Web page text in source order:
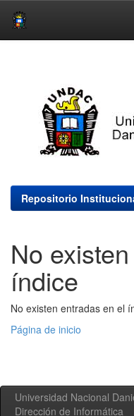
Repositorio
No
índice
No existen entradas en el
Página de inicio
Universidad Nacional
Dirección de Informática